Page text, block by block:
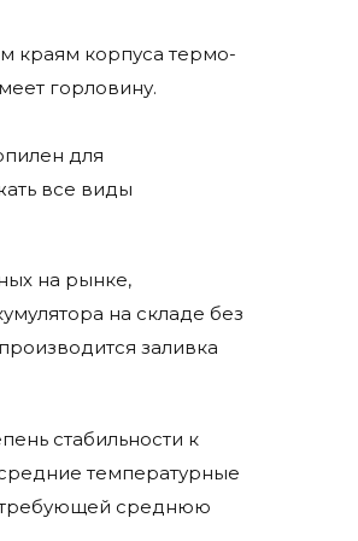
краям корпуса термо-
горловину.
для
все виды
на рынке,
на складе без
заливка
стабильности к
температурные
требующей среднюю